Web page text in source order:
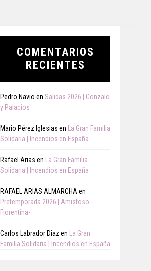
COMENTARIOS
RECIENTES
Pedro Navio en Salidas 2026 | Gonzalo
y Palacios
Mario Pérez Iglesias en
La Gran Familia
Solidaria | Incendios en España
Rafael Arias en
La Gran Familia
Solidaria | Incendios en España
RAFAEL ARIAS ALMARCHA en
Pretemporada 2026 | Amistoso -
Fiorentina-
Carlos Labrador Diaz en
La Gran
Familia Solidaria | Incendios en España